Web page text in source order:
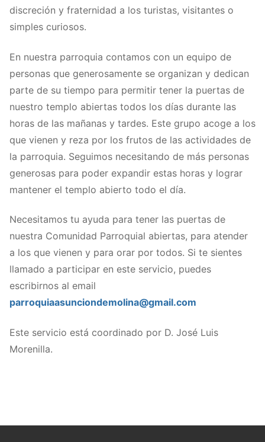
discreción y fraternidad a los turistas, visitantes o
simples curiosos.
En nuestra parroquia contamos con un equipo de
personas que generosamente se organizan y dedican
parte de su tiempo para permitir tener la puertas de
nuestro templo abiertas todos los días durante las
horas de las mañanas y tardes. Este grupo acoge a los
que vienen y reza por los frutos de las actividades de
la parroquia. Seguimos necesitando de más personas
generosas para poder expandir estas horas y lograr
mantener el templo abierto todo el día.
Necesitamos tu ayuda para tener las puertas de
nuestra Comunidad Parroquial abiertas, para atender
a los que vienen y para orar por todos. Si te sientes
llamado a participar en este servicio, puedes
escribirnos al email
parroquiaasunciondemolina@gmail.com
Este servicio está coordinado por D. José Luis
Morenilla.